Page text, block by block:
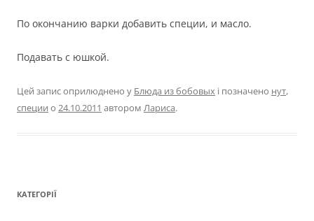
По окончанию варки добавить специи, и масло.
Подавать с юшкой.
Цей запис оприлюднено у Блюда из бобовых і позначено нут,
специи о 24.10.2011 автором Лариса.
КАТЕГОРІЇ